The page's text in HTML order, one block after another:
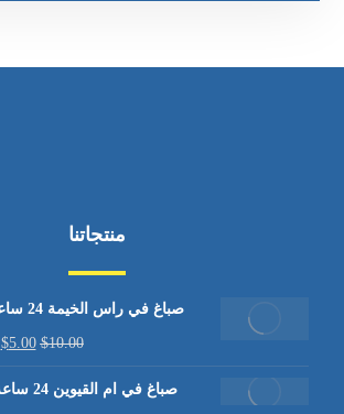
منتجاتنا
صباغ في راس الخيمة 24 ساعة :0567441753
$10.00
$5.00
صباغ في ام القيوين 24 ساعة :0567441753